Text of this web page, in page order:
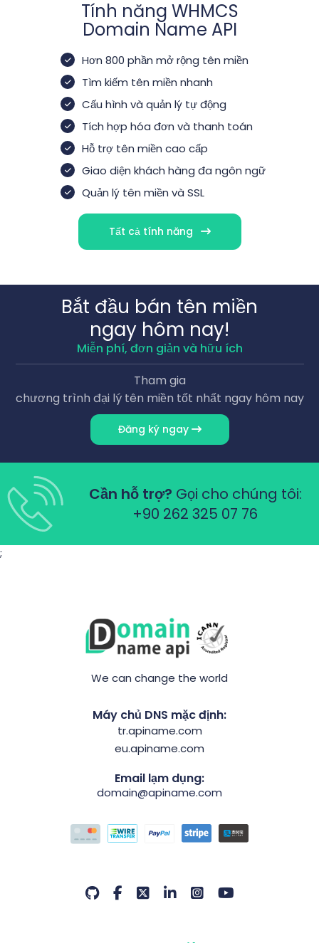
Tính năng WHMCS
Domain Name API
Hơn 800 phần mở rộng tên miền
Tìm kiếm tên miền nhanh
Cấu hình và quản lý tự động
Tích hợp hóa đơn và thanh toán
Hỗ trợ tên miền cao cấp
Giao diện khách hàng đa ngôn ngữ
Quản lý tên miền và SSL
Tất cả tính năng
Bắt đầu bán tên miền
ngay hôm nay!
Miễn phí, đơn giản và hữu ích
Tham gia
chương trình đại lý tên miền tốt nhất ngay hôm nay
Đăng ký ngay
Cần hỗ trợ? Gọi cho chúng tôi:
+90 262 325 07 76
;
We can change the world
Máy chủ DNS mặc định:
tr.apiname.com
eu.apiname.com
Email lạm dụng:
domain@apiname.com